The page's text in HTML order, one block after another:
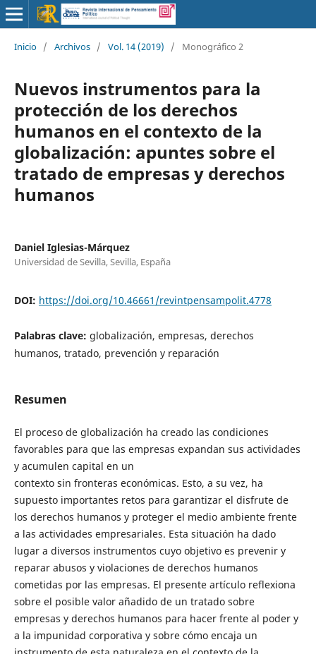
Inicio / Archivos / Vol. 14 (2019) / Monográfico 2
Nuevos instrumentos para la
protección de los derechos
humanos en el contexto de la
globalización: apuntes sobre el
tratado de empresas y derechos
humanos
Daniel Iglesias-Márquez
Universidad de Sevilla, Sevilla, España
DOI: https://doi.org/10.46661/revintpensampolit.4778
Palabras clave: globalización, empresas, derechos
humanos, tratado, prevención y reparación
Resumen
El proceso de globalización ha creado las condiciones
favorables para que las empresas expandan sus actividades
y acumulen capital en un
contexto sin fronteras económicas. Esto, a su vez, ha
supuesto importantes retos para garantizar el disfrute de
los derechos humanos y proteger el medio ambiente frente
a las actividades empresariales. Esta situación ha dado
lugar a diversos instrumentos cuyo objetivo es prevenir y
reparar abusos y violaciones de derechos humanos
cometidas por las empresas. El presente artículo reflexiona
sobre el posible valor añadido de un tratado sobre
empresas y derechos humanos para hacer frente al poder y
a la impunidad corporativa y sobre cómo encaja un